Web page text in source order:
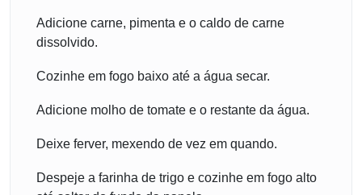
Adicione carne, pimenta e o caldo de carne
dissolvido.
Cozinhe em fogo baixo até a água secar.
Adicione molho de tomate e o restante da água.
Deixe ferver, mexendo de vez em quando.
Despeje a farinha de trigo e cozinhe em fogo alto